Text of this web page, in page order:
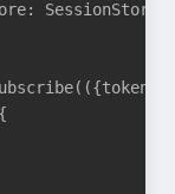
SessionStore
({token,